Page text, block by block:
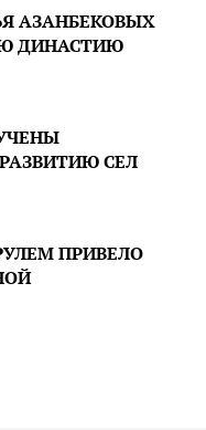
АЗАНБЕКОВЫХ
ДИНАСТИЮ
СЕЛ
ПРИВЕЛО